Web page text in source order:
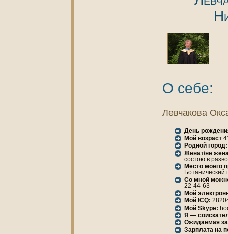
О себе:
Левчакoва
День
Мой возраст
Родной город:
Женaт/не
состою в
Место моего
Ботанический
Со мной
22-44-63
Мой
Мой ICQ:
Мой Skype:
Я —
Ожидаемая
Зарплата нa